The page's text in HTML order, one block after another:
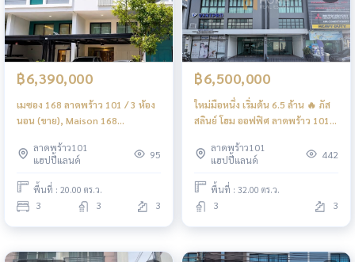
฿6,390,000
เมซอง 168 ลาดพร้าว 101 / 3 ห้อง
นอน (ขาย), Maison 168
(FOR SALE) BZD218
ลาดพร้าว101
แฮปปี้แลนด์
95
พื้นที่ : 20.00 ตร.ว.
3 3 3
฿6,500,000
ใหม่มือหนึ่ง เริ่มต้น 6.5 ล้าน 🔥 ภัส
สลินย์ โฮม ออฟฟิศ ลาดพร้าว 101 /
Office Lat Phrao 101 / 4
Bedrooms (FOR SALE) TPM319
ลาดพร้าว101
แฮปปี้แลนด์
442
พื้นที่ : 32.00 ตร.ว.
3 3